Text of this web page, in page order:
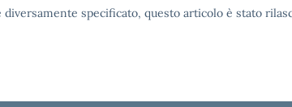
diversamente specificato, questo articolo è stato